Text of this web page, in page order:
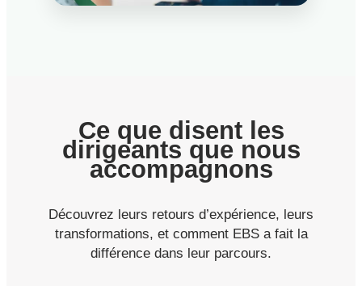
Ce que disent les
dirigeants que nous
accompagnons
Découvrez leurs retours d’expérience, leurs
transformations, et comment EBS a fait la
différence dans leur parcours.